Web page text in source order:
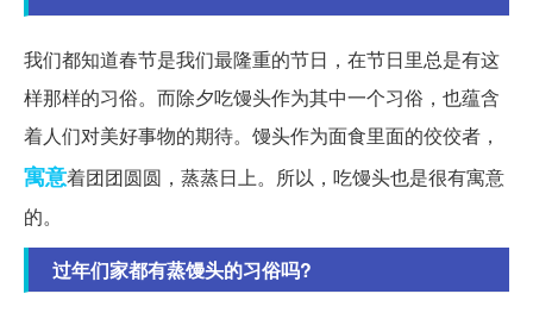
我们都知道春节是我们最隆重的节日，在节日里总是有这
样那样的习俗。而除夕吃馒头作为其中一个习俗，也蕴含
着人们对美好事物的期待。馒头作为面食里面的佼佼者，
寓意着团团圆圆，蒸蒸日上。所以，吃馒头也是很有寓意
的。
过年们家都有蒸馒头的习俗吗?